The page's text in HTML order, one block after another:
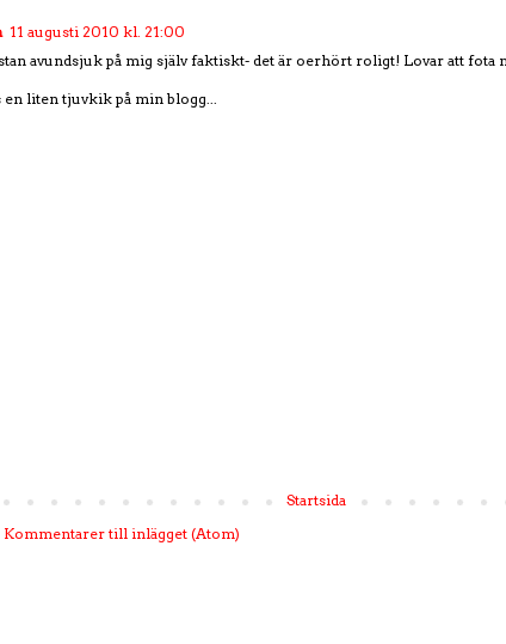
11 augusti 2010 kl. 21:00
avundsjuk på mig själv faktiskt- det är oerhört roligt! Lovar att fota
liten tjuvkik på min blogg...
Startsida
Kommentarer till inlägget (Atom)